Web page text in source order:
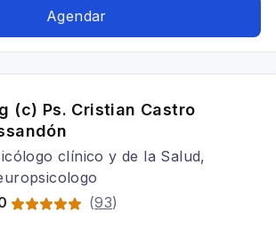
Agendar
(c) Ps. Cristian Castro
clínico y de la Salud,
(93)